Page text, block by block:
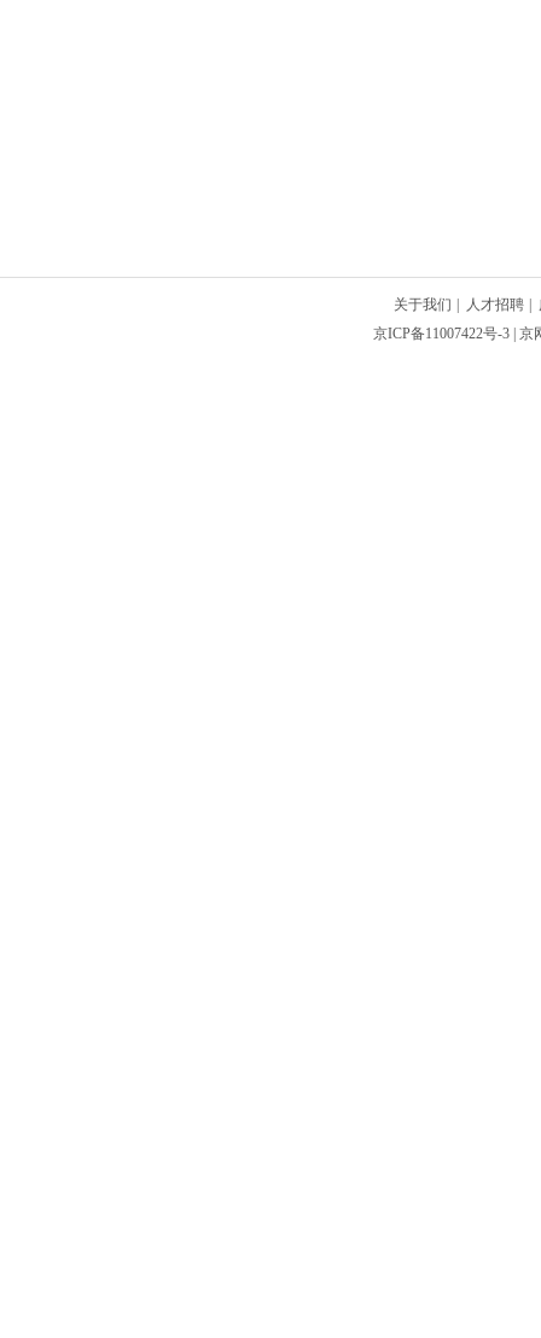
关于我们 人才招聘
京ICP备11007422号-3 |